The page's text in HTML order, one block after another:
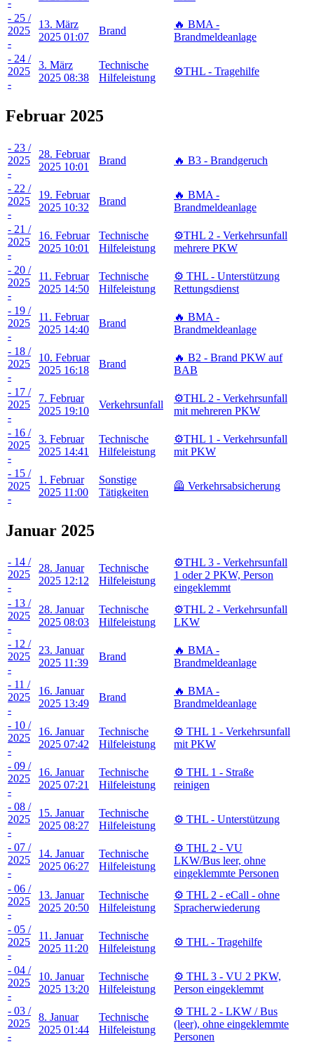
- 25 /
2025
-
13. März
2025 01:07
Brand
🔥 BMA -
Brandmeldeanlage
- 24 /
2025
-
3. März
2025 08:38
Technische
Hilfeleistung
⚙️THL - Tragehilfe
Februar 2025
- 23 /
2025
-
28. Februar
2025 10:01
Brand 🔥 B3 - Brandgeruch
- 22 /
2025
-
19. Februar
2025 10:32
Brand
🔥 BMA -
Brandmeldeanlage
- 21 /
2025
-
16. Februar
2025 10:01
Technische
Hilfeleistung
⚙️THL 2 - Verkehrsunfall
mehrere PKW
- 20 /
2025
-
11. Februar
2025 14:50
Technische
Hilfeleistung
⚙️ THL - Unterstützung
Rettungsdienst
- 19 /
2025
-
11. Februar
2025 14:40
Brand
🔥 BMA -
Brandmeldeanlage
- 18 /
2025
-
10. Februar
2025 16:18
Brand
🔥 B2 - Brand PKW auf
BAB
- 17 /
2025
-
7. Februar
2025 19:10
Verkehrsunfall
⚙️THL 2 - Verkehrsunfall
mit mehreren PKW
- 16 /
2025
-
3. Februar
2025 14:41
Technische
Hilfeleistung
⚙️THL 1 - Verkehrsunfall
mit PKW
- 15 /
2025
-
1. Februar
2025 11:00
Sonstige
Tätigkeiten
🦺 Verkehrsabsicherung
Januar 2025
- 14 /
2025
-
28. Januar
2025 12:12
Technische
Hilfeleistung
⚙️THL 3 - Verkehrsunfall
1 oder 2 PKW, Person
eingeklemmt
- 13 /
2025
-
28. Januar
2025 08:03
Technische
Hilfeleistung
⚙️THL 2 - Verkehrsunfall
LKW
- 12 /
2025
-
23. Januar
2025 11:39
Brand
🔥 BMA -
Brandmeldeanlage
- 11 /
2025
-
16. Januar
2025 13:49
Brand
🔥 BMA -
Brandmeldeanlage
- 10 /
2025
-
16. Januar
2025 07:42
Technische
Hilfeleistung
⚙️ THL 1 - Verkehrsunfall
mit PKW
- 09 /
2025
-
16. Januar
2025 07:21
Technische
Hilfeleistung
⚙️ THL 1 - Straße
reinigen
- 08 /
2025
-
15. Januar
2025 08:27
Technische
Hilfeleistung
⚙️ THL - Unterstützung
- 07 /
2025
-
14. Januar
2025 06:27
Technische
Hilfeleistung
⚙️ THL 2 - VU
LKW/Bus leer, ohne
eingeklemmte Personen
- 06 /
2025
-
13. Januar
2025 20:50
Technische
Hilfeleistung
⚙️ THL 2 - eCall - ohne
Spracherwiederung
- 05 /
2025
-
11. Januar
2025 11:20
Technische
Hilfeleistung
⚙️ THL - Tragehilfe
- 04 /
2025
-
10. Januar
2025 13:20
Technische
Hilfeleistung
⚙️ THL 3 - VU 2 PKW,
Person eingeklemmt
- 03 /
2025
-
8. Januar
2025 01:44
Technische
Hilfeleistung
⚙️ THL 2 - LKW / Bus
(leer), ohne eingeklemmte
Personen